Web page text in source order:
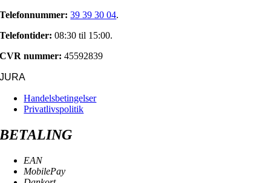
Telefonnummer: 39 39 30 04.
Telefontider: 08:30 til 15:00.
CVR nummer: 45592839
JURA
Handelsbetingelser
Privatlivspolitik
BETALING
EAN
MobilePay